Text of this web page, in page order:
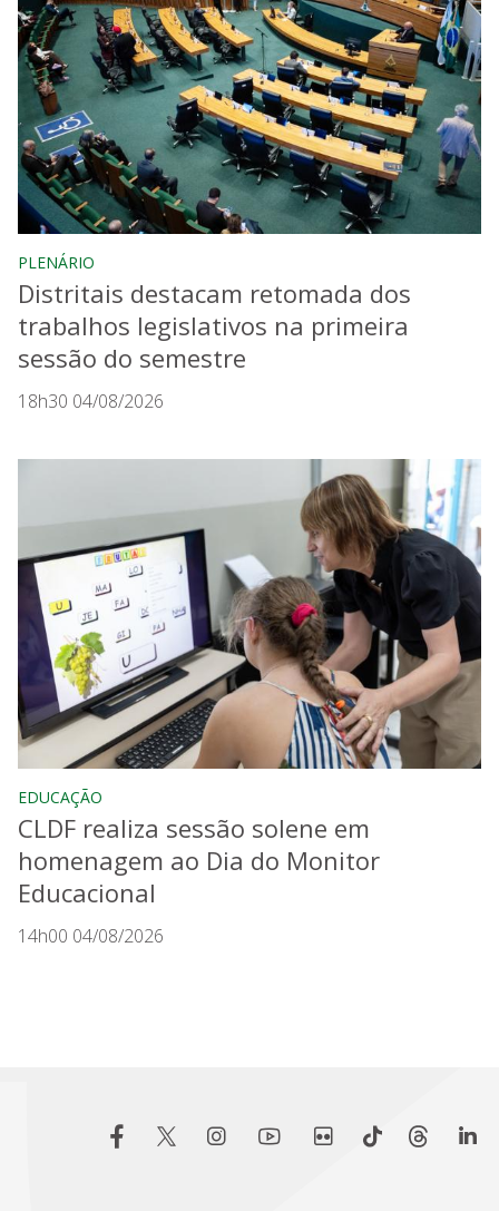
PLENÁRIO
Distritais destacam retomada dos
trabalhos legislativos na primeira
sessão do semestre
18h30 04/08/2026
EDUCAÇÃO
CLDF realiza sessão solene em
homenagem ao Dia do Monitor
Educacional
14h00 04/08/2026